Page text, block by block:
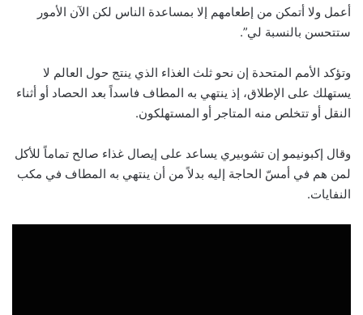
أعمل ولا أتمكن من إطعامهم إلا بمساعدة الناس لكن الآن الأمور
ستتحسن بالنسبة لي”.
وتؤكد الأمم المتحدة إن نحو ثلث الغذاء الذي ينتج حول العالم لا
يستهلك على الإطلاق، إذ ينتهي به المطاف فاسداً بعد الحصاد أو أثناء
النقل أو تتخلص منه المتاجر أو المستهلكون.
وقال إكبونيمو إن تشوبيري يساعد على إيصال غذاء صالح تماماً للأكل
لمن هم في أمسّ الحاجة إليه بدلاً من أن ينتهي به المطاف في مكب
النفايات.